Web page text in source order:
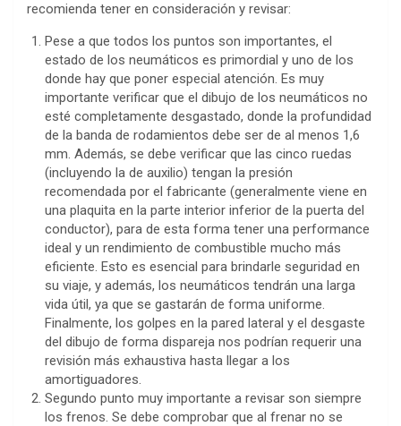
recomienda tener en consideración y revisar:
Pese a que todos los puntos son importantes, el
estado de los neumáticos es primordial y uno de los
donde hay que poner especial atención. Es muy
importante verificar que el dibujo de los neumáticos no
esté completamente desgastado, donde la profundidad
de la banda de rodamientos debe ser de al menos 1,6
mm. Además, se debe verificar que las cinco ruedas
(incluyendo la de auxilio) tengan la presión
recomendada por el fabricante (generalmente viene en
una plaquita en la parte interior inferior de la puerta del
conductor), para de esta forma tener una performance
ideal y un rendimiento de combustible mucho más
eficiente. Esto es esencial para brindarle seguridad en
su viaje, y además, los neumáticos tendrán una larga
vida útil, ya que se gastarán de forma uniforme.
Finalmente, los golpes en la pared lateral y el desgaste
del dibujo de forma dispareja nos podrían requerir una
revisión más exhaustiva hasta llegar a los
amortiguadores.
Segundo punto muy importante a revisar son siempre
los frenos. Se debe comprobar que al frenar no se